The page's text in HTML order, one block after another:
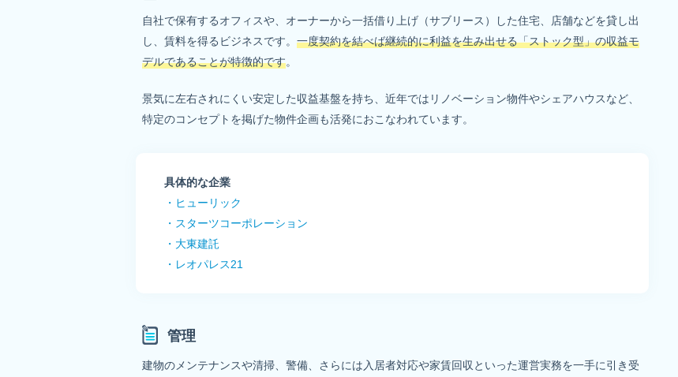
自社で保有するオフィスや、オーナーから一括借り上げ（サブリース）した住宅、店舗などを貸し出
し、賃料を得るビジネスです。 一度契約を結べば継続的に利益を生み出せる「ストック型」の収益モ
デルであることが特徴的です。
景気に左右されにくい安定した収益基盤を持ち、近年ではリノベーション物件やシェアハウスなど、
特定のコンセプトを掲げた物件企画も活発におこなわれています。
具体的な企業
・ヒューリック
・スターツコーポレーション
・大東建託
・レオパレス21
管理
建物のメンテナンスや清掃、警備、さらには入居者対応や家賃回収といった運営実務を一手に引き受